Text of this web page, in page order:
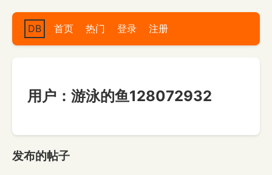
DB 首页 热门 登录 注册
用户：游泳的鱼128072932
发布的帖子